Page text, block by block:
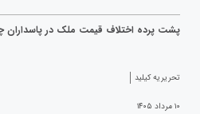
پشت پرده اختلاف قیمت ملک در
تحریریه کیلید
۱۰ مرداد ۱۴۰۵